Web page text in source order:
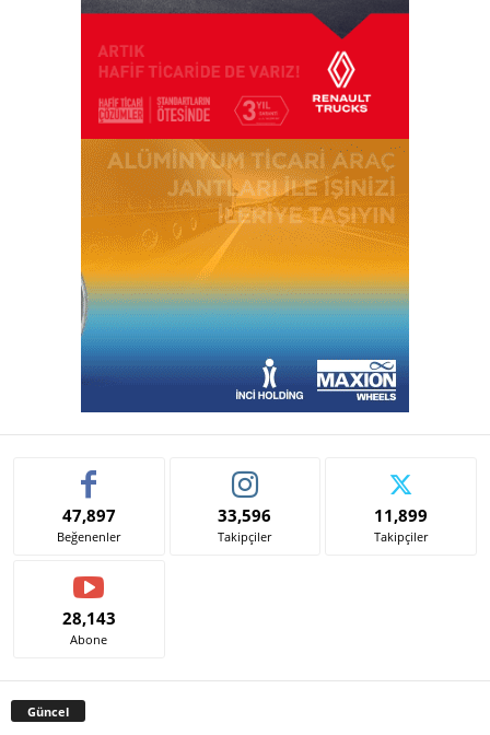
47,897
Beğenenler
33,596
Takipçiler
11,899
Takipçiler
28,143
Abone
Güncel